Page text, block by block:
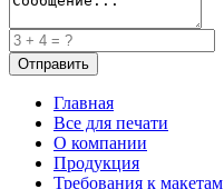
Главная
Все для печати
О компании
Продукция
Требования к макетам